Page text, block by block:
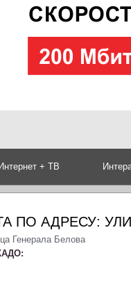
Интернет + ТВ
ПО АДРЕСУ:
Генерала Белова